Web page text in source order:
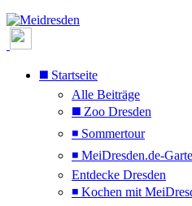
◼️ Startseite
Alle Beiträge
◼️ Zoo Dresden
◾ Sommertour
◾ MeiDresden.de-
Entdecke Dresden
◾ Kochen mit